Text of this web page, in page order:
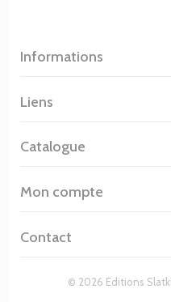
Informations
© 2026 Editions
Liens
Catalogue
Mon compte
Contact